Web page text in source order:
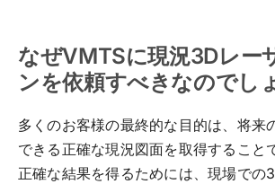
なぜVMTSに現況3Dレー
ンを依頼すべきなのでし
多くのお客様の最終的な目的は、将来
できる正確な現況図面を取得すること
正確な結果を得るためには、現場での